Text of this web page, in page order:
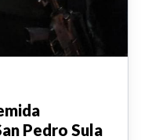
Pedro Sula